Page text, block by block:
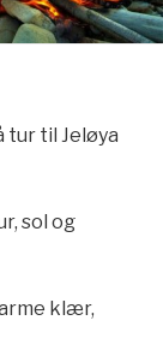
tur til Jeløya
sol og
klær,